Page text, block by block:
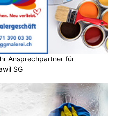
Ansprechpartner für
SG